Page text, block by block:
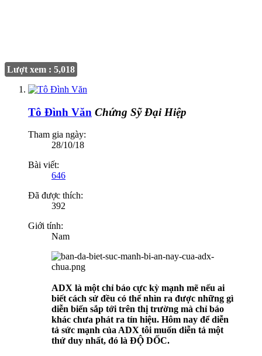
Lượt xem : 5,018
Tô Đình Văn Chứng Sỹ Đại Hiệp
Tham gia ngày:
28/10/18
Bài viết:
646
Đã được thích:
392
Giới tính:
Nam
ADX là một chỉ báo cực kỳ mạnh mẽ nếu ai
biết cách sử đều có thể nhìn ra được những gì
diễn biến sắp tới trên thị trường mà chỉ báo
khác chưa phát ra tín hiệu. Hôm nay để diễn
tả sức mạnh của ADX tôi muốn diễn tả một
thứ duy nhất, đó là ĐỘ DỐC.